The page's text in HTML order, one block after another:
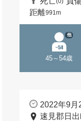
距離991m
45～54歳
他
2022年9月
速見郡日